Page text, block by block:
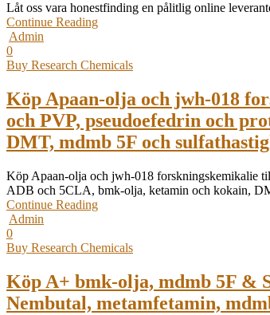
Låt oss vara honestfinding en pålitlig online
Continue Reading
Admin
0
Buy Research Chemicals
Köp Apaan-olja och jwh-018
och PVP, pseudoefedrin och
DMT, mdmb 5F och
Köp Apaan-olja och jwh-018 forskningskemikalie
ADB och 5CLA, bmk-olja, ketamin och kokain,
Continue Reading
Admin
0
Buy Research Chemicals
Köp A+ bmk-olja, mdmb 5F &
Nembutal, metamfetamin,